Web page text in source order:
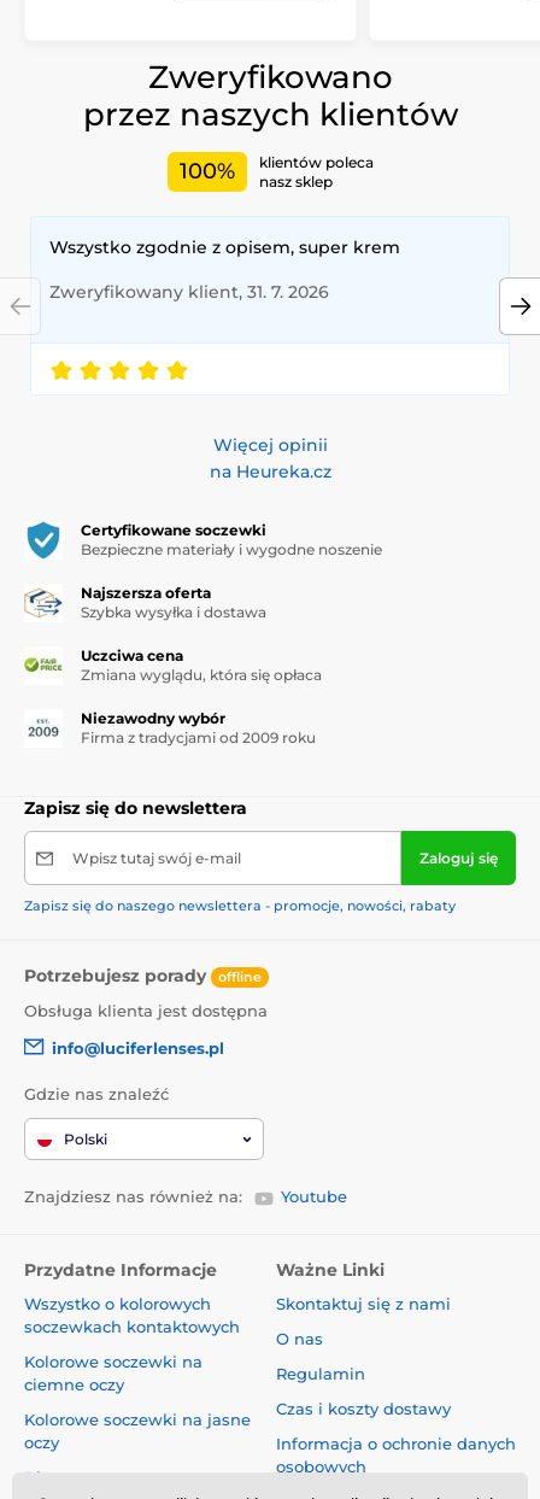
Zweryfikowano
przez naszych klientów
100%
klientów poleca
nasz sklep
Wszystko zgodnie z opisem, super krem
Zweryfikowany klient, 31. 7. 2026
Więcej opinii
na Heureka.cz
Certyfikowane soczewki
Bezpieczne materiały i wygodne noszenie
Najszersza oferta
Szybka wysyłka i dostawa
Uczciwa cena
Zmiana wyglądu, która się opłaca
Niezawodny wybór
Firma z tradycjami od 2009 roku
Zapisz się do newslettera
Wpisz tutaj swój e-mail Zaloguj się
Zapisz się do naszego newslettera - promocje, nowości, rabaty
Potrzebujesz porady offline
Obsługa klienta jest dostępna
info@luciferlenses.pl
Gdzie nas znaleźć
Polski
Znajdziesz nas również na: Youtube
Przydatne Informacje
Wszystko o kolorowych
soczewkach kontaktowych
Kolorowe soczewki na
ciemne oczy
Kolorowe soczewki na jasne
oczy
Blog
Ważne Linki
Skontaktuj się z nami
O nas
Regulamin
Czas i koszty dostawy
Informacja o ochronie danych
osobowych